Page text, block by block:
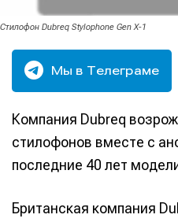
Стилофон Dubreq Stylophone Gen X-1
Мы в Телеграме
Компания Dubreq
стилофонов вместе с
последние 40 лет
Британская компания